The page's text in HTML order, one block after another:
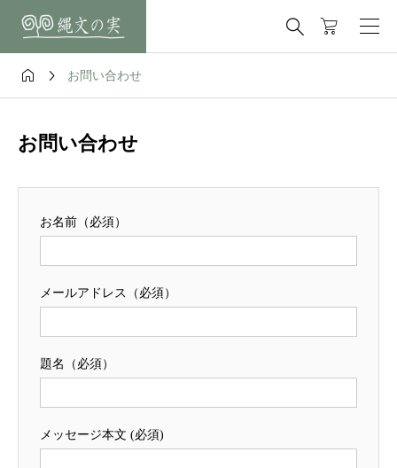

  お問い合わせ
お問い合わせ
お名前（必須）
メールアドレス（必須）
題名（必須）
メッセージ本文 (必須)